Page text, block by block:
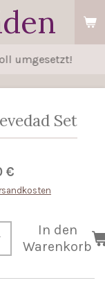
umgesetzt!
Set
€
In den
Warenkorb